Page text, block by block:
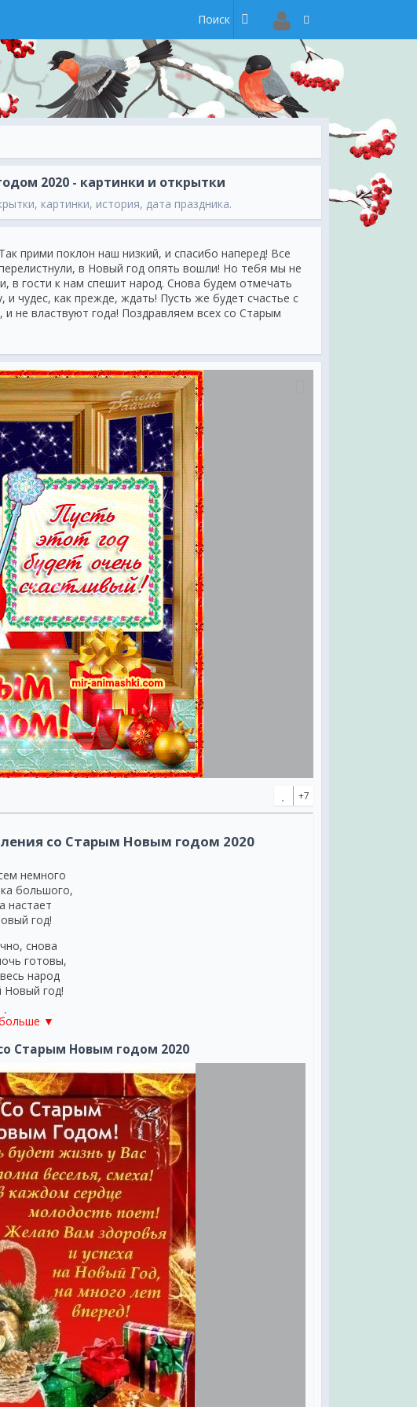
2020 - картинки и открытки
картинки, история, дата праздника.
прими поклон наш низкий, и спасибо наперед! Все
в Новый год опять вошли! Но тебя мы не
гости к нам спешит народ. Снова будем отмечать
чудес, как прежде, ждать! Пусть же будет счастье с
и не властвуют года! Поздравляем всех со Старым
+7
со Старым Новым годом 2020
немного
большого,
настает
год!
снова
готовы,
народ
год!
поздравляю,
ожиданий.
я всем желаю —
желаний.
новогоднем,
так же сияли,
добрее, благородней,
смеялся!
повод
родных,
и холод,
заводных.
год сегодня
в свои права,
здоровья,
и добра!
год —
▼
Старым Новым годом 2020